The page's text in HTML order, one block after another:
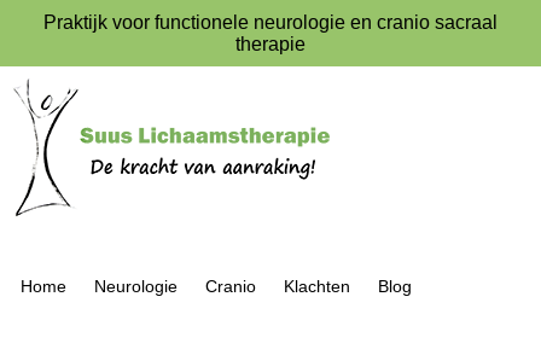
Praktijk voor functionele neurologie en cranio sacraal
therapie
Home Neurologie Cranio Klachten Blog